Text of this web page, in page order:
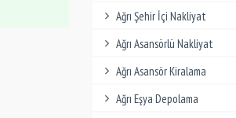
Ağrı Şehir İçi Nakliyat
Ağrı Asansörlü Nakliyat
Ağrı Asansör Kiralama
Ağrı Eşya Depolama